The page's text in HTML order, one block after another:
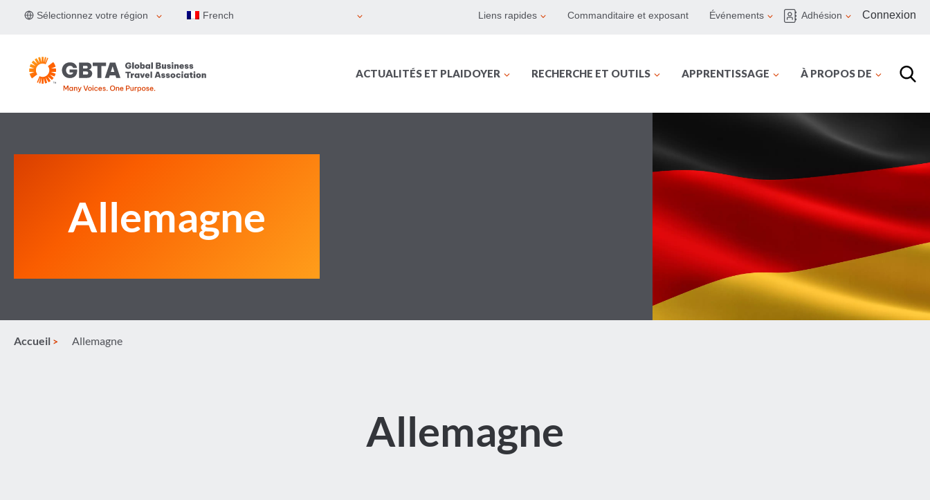
Sélectionnez votre région French Liens rapides Commanditaire et exposant Événements Adhésion Connexion
ACTUALITÉS ET PLAIDOYER RECHERCHE ET OUTILS APPRENTISSAGE À PROPOS DE
Allemagne
Accueil Allemagne
Allemagne